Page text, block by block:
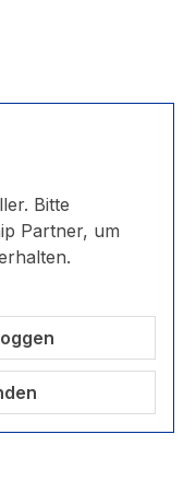
Bitte
Partner, um